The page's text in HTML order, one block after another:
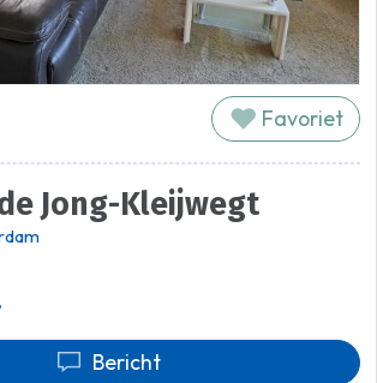
Favoriet
Jong-Kleijwegt
Bericht